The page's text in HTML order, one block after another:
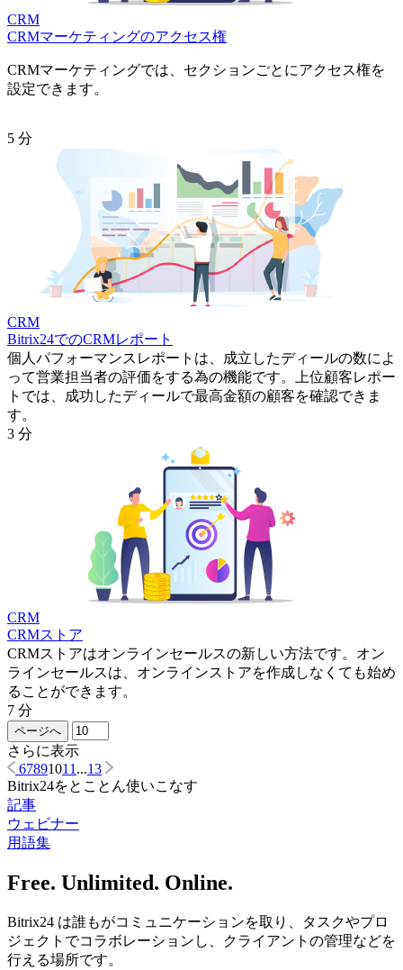
CRM
CRMマーケティングのアクセス権
CRMマーケティングでは、セクションごとにアクセス権を
設定できます。
5 分
CRM
Bitrix24でのCRMレポート
個人パフォーマンスレポートは、成立したディールの数によ
って営業担当者の評価をする為の機能です。上位顧客レポー
トでは、成功したディールで最高金額の顧客を確認できま
す。
3 分
CRM
CRMストア
CRMストアはオンラインセールスの新しい方法です。オン
ラインセールスは、オンラインストアを作成しなくても始め
ることができます。
7 分
ページへ
さらに表示
67891011 ...13
Bitrix24をとことん使いこなす
記事
ウェビナー
用語集
Free. Unlimited. Online.
Bitrix24 は誰もがコミュニケーションを取り、タスクやプロ
ジェクトでコラボレーションし、クライアントの管理などを
行える場所です。